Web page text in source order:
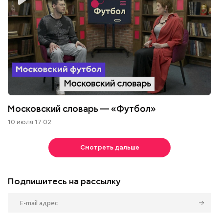
Московский словарь — «Футбол»
10 июля 17:02
Смотреть дальше
Подпишитесь на рассылку